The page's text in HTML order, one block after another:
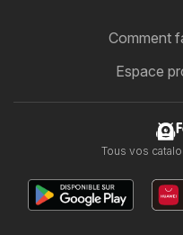
Comment
Espace
Tous vos